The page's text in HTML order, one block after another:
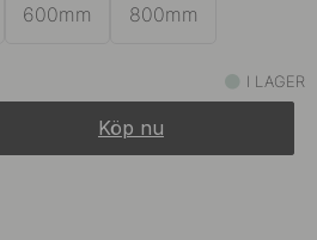
600mm 800mm
I LAGER
Köp nu